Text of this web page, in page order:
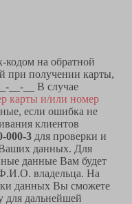
на обратной
при получении карты,
__-__ В случае
карты и/или номер
если ошибка не
клиентов
000-3 для проверки и
данных. Для
данные Вам будет
владельца. На
данных Вы сможете
для дальнейшей